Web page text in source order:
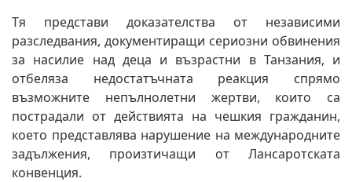
Тя представи доказателства от независими
разследвания, документиращи сериозни обвинения
за насилие над деца и възрастни в Танзания, и
отбеляза недостатъчната реакция спрямо
възможните непълнолетни жертви, които са
пострадали от действията на чешкия гражданин,
което представлява нарушение на международните
задължения, произтичащи от Лансаротската
конвенция.